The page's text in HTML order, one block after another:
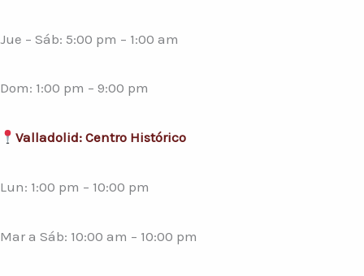
Jue – Sáb: 5:00 pm – 1:00 am
Dom: 1:00 pm – 9:00 pm
Valladolid: Centro Histórico
Lun: 1:00 pm – 10:00 pm
Mar a Sáb: 10:00 am – 10:00 pm